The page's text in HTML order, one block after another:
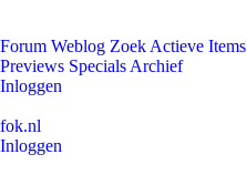
Forum Weblog Zoek Actieve Items
Previews Specials Archief
Inloggen
fok.nl
Inloggen